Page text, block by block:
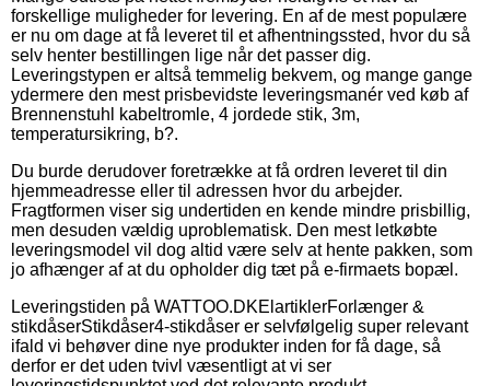
forskellige muligheder for levering. En af de mest populære
er nu om dage at få leveret til et afhentningssted, hvor du så
selv henter bestillingen lige når det passer dig.
Leveringstypen er altså temmelig bekvem, og mange gange
ydermere den mest prisbevidste leveringsmanér ved køb af
Brennenstuhl kabeltromle, 4 jordede stik, 3m,
temperatursikring, b?.
Du burde derudover foretrække at få ordren leveret til din
hjemmeadresse eller til adressen hvor du arbejder.
Fragtformen viser sig undertiden en kende mindre prisbillig,
men desuden vældig uproblematisk. Den mest letkøbte
leveringsmodel vil dog altid være selv at hente pakken, som
jo afhænger af at du opholder dig tæt på e-firmaets bopæl.
Leveringstiden på WATTOO.DKElartiklerForlænger &
stikdåserStikdåser4-stikdåser er selvfølgelig super relevant
ifald vi behøver dine nye produkter inden for få dage, så
derfor er det uden tvivl væsentligt at vi ser